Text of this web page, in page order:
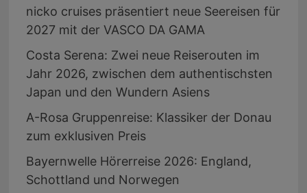
nicko cruises präsentiert neue Seereisen für
2027 mit der VASCO DA GAMA
Costa Serena: Zwei neue Reiserouten im
Jahr 2026, zwischen dem authentischsten
Japan und den Wundern Asiens
A-Rosa Gruppenreise: Klassiker der Donau
zum exklusiven Preis
Bayernwelle Hörerreise 2026: England,
Schottland und Norwegen